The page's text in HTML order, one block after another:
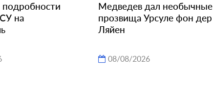
на
Медведев дал необычные
прозвища Урсуле фон дер
Ляйен
08/08/2026